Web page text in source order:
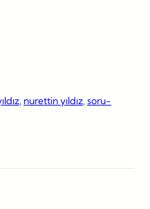
, nurettin yıldız, soru-